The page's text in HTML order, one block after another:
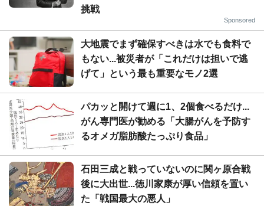
挑戦
Sponsored
大地震でまず確保すべきは水でも食料で
もない...被災者が「これだけは担いで逃
げて」という最も重要なモノ2選
パカッと開けて週に1、2個食べるだけ...
がん専門医が勧める「大腸がんを予防す
るオメガ脂肪酸たっぷり食品」
石田三成と戦っていないのに関ヶ原合戦
後に大出世...徳川家康が厚い信頼を置い
た「戦国最大の悪人」